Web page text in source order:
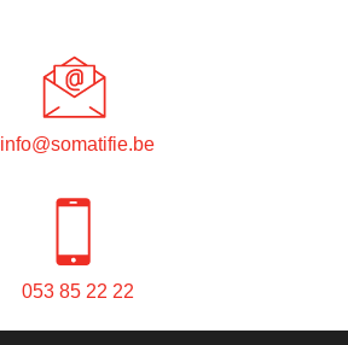
info@somatifie.be
053 85 22 22